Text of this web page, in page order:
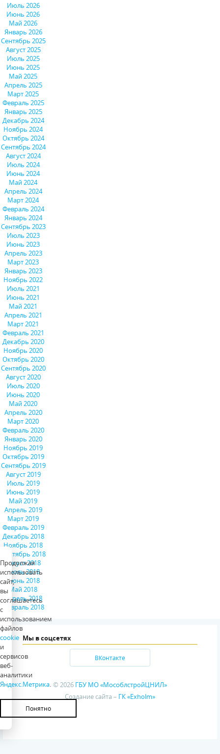
Июль 2026
Июнь 2026
Май 2026
Январь 2026
Сентябрь 2025
Август 2025
Июль 2025
Июнь 2025
Май 2025
Апрель 2025
Март 2025
Февраль 2025
Январь 2025
Декабрь 2024
Ноябрь 2024
Октябрь 2024
Сентябрь 2024
Август 2024
Июль 2024
Июнь 2024
Май 2024
Апрель 2024
Март 2024
Февраль 2024
Январь 2024
Сентябрь 2023
Июль 2023
Июнь 2023
Апрель 2023
Март 2023
Январь 2023
Ноябрь 2022
Июль 2021
Июнь 2021
Май 2021
Апрель 2021
Март 2021
Февраль 2021
Декабрь 2020
Ноябрь 2020
Октябрь 2020
Сентябрь 2020
Август 2020
Июль 2020
Июнь 2020
Май 2020
Апрель 2020
Март 2020
Февраль 2020
Январь 2020
Ноябрь 2019
Октябрь 2019
Сентябрь 2019
Август 2019
Июль 2019
Июнь 2019
Май 2019
Апрель 2019
Март 2019
Февраль 2019
Декабрь 2018
Ноябрь 2018
Сентябрь 2018
Август 2018
Июль 2018
Июнь 2018
Май 2018
Апрель 2018
Февраль 2018
Мы в соцсетях
ВКонтакте
© 2026 ГБУ МО «МособлстройЦНИЛ»
Создание сайта – ГК «Exholm»
Продолжая
использовать
сайт,
вы
соглашаетесь
с
использованием
файлов
cookie
и
сервисов
веб-
аналитики
Яндекс.Метрика.
Понятно